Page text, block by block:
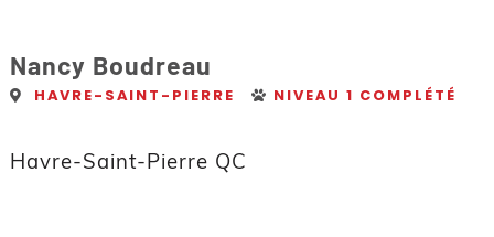
Nancy Boudreau
HAVRE-SAINT-PIERRE NIVEAU 1 COMPLÉTÉ
Havre-Saint-Pierre QC